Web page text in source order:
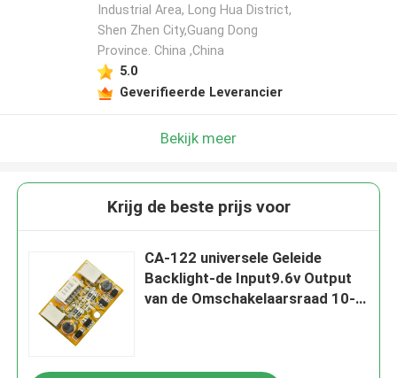
Laat een bericht achter
We bellen je snel terug!
Industrial Area, Long Hua District,
Shen Zhen City,Guang Dong
Province. China ,China
5.0
Geverifieerde Leverancier
Bekijk meer
Krijg de beste prijs voor
CA-122 universele Geleide
Backlight-de Input9.6v Output
van de Omschakelaarsraad 10-